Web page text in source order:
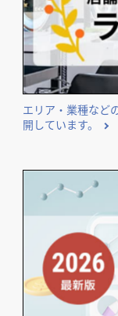
エリア・業種など
開しています。